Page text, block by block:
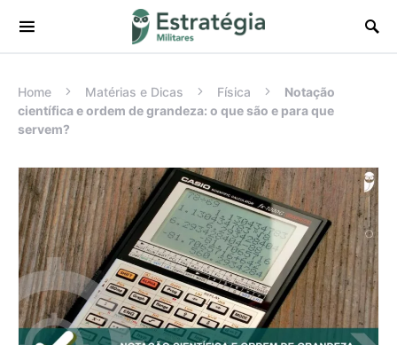
Procurar:
Home Matérias e Dicas Física
Notação
científica e ordem de grandeza: o que são e para que
servem?